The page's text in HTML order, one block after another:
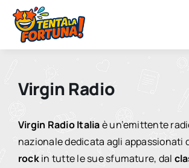
Salta
contenuto
Virgin Radio
Virgin Radio Italiaè un’emittente
nazionale dedicata agli appassionati
rockin tutte le sue sfumature, dal